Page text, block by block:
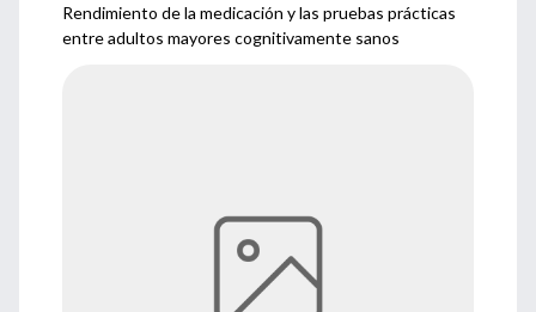
Rendimiento de la medicación y las pruebas prácticas
entre adultos mayores cognitivamente sanos